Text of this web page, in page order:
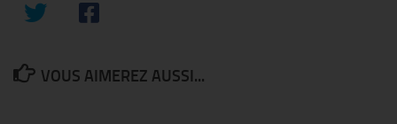
VOUS AIMEREZ AUSSI...